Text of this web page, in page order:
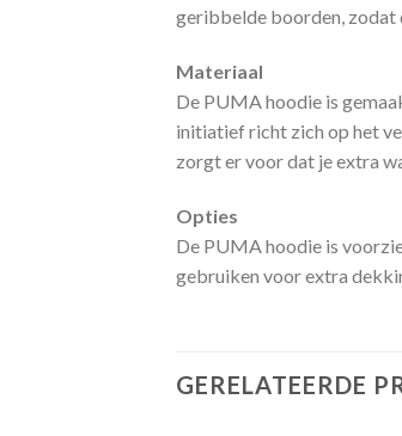
geribbelde boorden, zodat
Materiaal
De PUMA hoodie is
initiatief richt zich op het
zorgt er voor dat je extra
Opties
De PUMA hoodie is
gebruiken voor extra
GERELATEERDE